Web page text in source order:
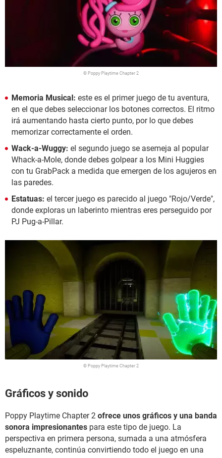
© Poppy Playtime Chapter 2
Memoria Musical: este es el primer juego de tu aventura,
en el que debes seleccionar los botones correctos. El ritmo
irá aumentando hasta cierto punto, por lo que debes
memorizar correctamente el orden.
Wack-a-Wuggy: el segundo juego se asemeja al popular
Whack-a-Mole, donde debes golpear a los Mini Huggies
con tu GrabPack a medida que emergen de los agujeros en
las paredes.
Estatuas: el tercer juego es parecido al juego "Rojo/Verde",
donde exploras un laberinto mientras eres perseguido por
PJ Pug-a-Pillar.
© Poppy Playtime Chapter 2
Gráficos y sonido
Poppy Playtime Chapter 2 ofrece unos gráficos y una banda
sonora impresionantes para este tipo de juego. La
perspectiva en primera persona, sumada a una atmósfera
espeluznante, continúa convirtiendo todo el juego en una